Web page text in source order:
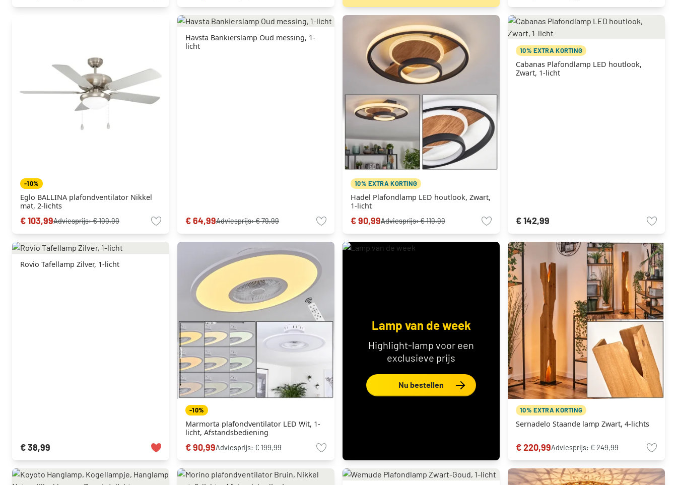
-10%
Eglo BALLINA plafondventilator Nikkel
mat, 2-lichts
€ 103,99Adviesprijs:€ 199,99
Havsta Bankierslamp Oud messing, 1-
licht
€ 64,99Adviesprijs:€ 79,99
10% EXTRA KORTING
Hadel Plafondlamp LED houtlook, Zwart,
1-licht
€ 90,99Adviesprijs:€ 119,99
10% EXTRA KORTING
Cabanas Plafondlamp LED houtlook,
Zwart, 1-licht
€ 142,99
Rovio Tafellamp Zilver, 1-licht
€ 38,99
-10%
Marmorta plafondventilator LED Wit, 1-
licht, Afstandsbediening
€ 90,99Adviesprijs:€ 199,99
Lamp van de week
Highlight-lamp voor een
exclusieve prijs
Nu bestellen
10% EXTRA KORTING
Sernadelo Staande lamp Zwart, 4-lichts
€ 220,99Adviesprijs:€ 249,99